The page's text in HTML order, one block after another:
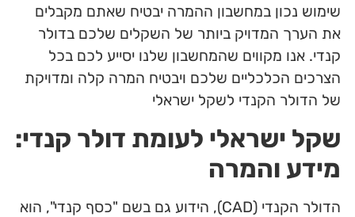
שימוש נכון במחשבון ההמרה יבטיח שאתם מקבלים
את הערך המדויק ביותר של השקלים שלכם בדולר
קנדי. אנו מקווים שהמחשבון שלנו יסייע לכם בכל
הצרכים הכלכליים שלכם ויבטיח המרה קלה ומדויקת
של הדולר הקנדי לשקל ישראלי
שקל ישראלי לעומת דולר קנדי:
מידע והמרה
הדולר הקנדי (CAD), הידוע גם בשם "כסף קנדי", הוא